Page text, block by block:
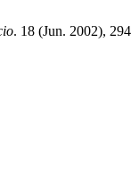
. 18 (Jun. 2002),